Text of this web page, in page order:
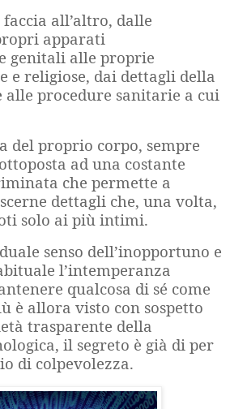
all’altro, dalle
apparati
genitali alle proprie
e religiose, dai dettagli della
procedure sanitarie a cui
del proprio corpo, sempre
ad una costante
che permette a
dettagli che, una volta,
solo ai più intimi.
senso dell’inopportuno e
l’intemperanza
qualcosa di sé come
è allora visto con sospetto
trasparente della
il segreto è già di per
di colpevolezza.